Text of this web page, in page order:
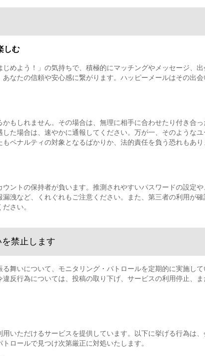
しむ
めよう！」の気持ちで、積極的にマッチングやメッセージ、
なたの信頼や安心感に繋がります。ハッピーメールはその出会
もしれません。その場合は、無理に相手に合わせたり付き合っ
た場合は、速やかに通報してください。万が一、そのような
ペナルティの対象となるばかりか、法的責任を負う恐れもあり
ントの保持者が負います。推測されやすいパスワードの設定
洩など、くれぐれもご注意ください。また、第三者の利用が
さい。
禁止します
舞いについて、モニタリング・パトロールを定期的に実施し
反行為については、投稿の取り下げ、サービスの利用停止、
いただけるサービスを提供しています。以下に挙げる行為は
ロールで見つけ次第厳正に対処いたします。